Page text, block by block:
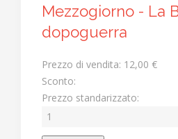
Mezzogiorno - La
dopoguerra
Prezzo di vendita: 12,00 €
Sconto:
Prezzo standarizzato: